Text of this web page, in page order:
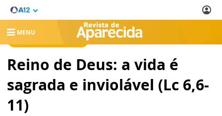
MENU
REVISTA DE APARECIDA
Reino de Deus: a vida é
sagrada e inviolável (Lc 6,6-
11)